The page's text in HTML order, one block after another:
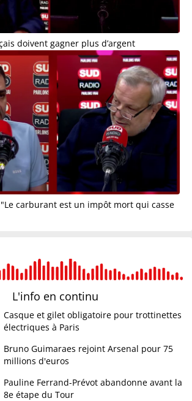
doivent gagner plus d’argent
"Le carburant est un impôt mort qui casse
L'info en continu
Casque et gilet obligatoire pour trottinettes
électriques à Paris
Bruno Guimaraes rejoint Arsenal pour 75
millions d'euros
Pauline Ferrand-Prévot abandonne avant la
8e étape du Tour